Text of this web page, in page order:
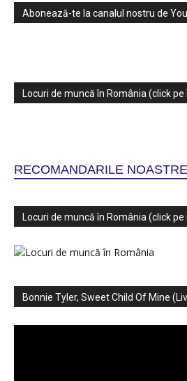
Abonează-te la canalul nostru de
Locuri de muncă în România (click pe
RECOMANDARILE NOASTRE
Locuri de muncă în România (click
Bonnie Tyler, Sweet Child Of Mine